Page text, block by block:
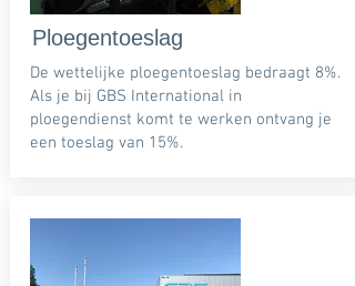
Ploegentoeslag
De wettelijke ploegentoeslag bedraagt 8%.
Als je bij GBS International in
ploegendienst komt te werken ontvang je
een toeslag van 15%.